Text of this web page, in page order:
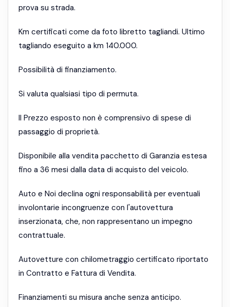
prova su strada.
Km certificati come da foto libretto tagliandi. Ultimo
tagliando eseguito a km 140.000.
Possibilità di finanziamento.
Si valuta qualsiasi tipo di permuta.
Il Prezzo esposto non è comprensivo di spese di
passaggio di proprietà.
Disponibile alla vendita pacchetto di Garanzia estesa
fino a 36 mesi dalla data di acquisto del veicolo.
Auto e Noi declina ogni responsabilità per eventuali
involontarie incongruenze con l'autovettura
inserzionata, che, non rappresentano un impegno
contrattuale.
Autovetture con chilometraggio certificato riportato
in Contratto e Fattura di Vendita.
Finanziamenti su misura anche senza anticipo.